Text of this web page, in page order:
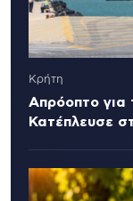
Κρήτη
Απρόοπτο για
Κατέπλευσε